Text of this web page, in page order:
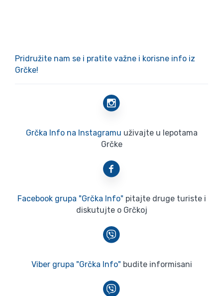
Pridružite nam se i pratite važne i korisne info iz
Grčke!
Grčka Info na Instagramu uživajte u lepotama
Grčke
Facebook grupa "Grčka Info" pitajte druge turiste i
diskutujte o Grčkoj
Viber grupa "Grčka Info" budite informisani